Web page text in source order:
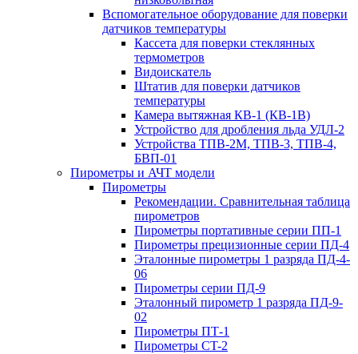
Вспомогательное оборудование для поверки
датчиков температуры
Кассета для поверки стеклянных
термометров
Видоискатель
Штатив для поверки датчиков
температуры
Камера вытяжная КВ-1 (КВ-1В)
Устройство для дробления льда УДЛ-2
Устройства ТПВ-2М, ТПВ-3, ТПВ-4,
БВП-01
Пирометры и АЧТ модели
Пирометры
Рекомендации. Сравнительная таблица
пирометров
Пирометры портативные серии ПП-1
Пирометры прецизионные серии ПД-4
Эталонные пирометры 1 разряда ПД-4-
06
Пирометры серии ПД-9
Эталонный пирометр 1 разряда ПД-9-
02
Пирометры ПТ-1
Пирометры CT-2